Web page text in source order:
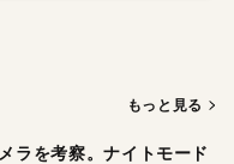
もっと見る
ラを考察。ナイトモード